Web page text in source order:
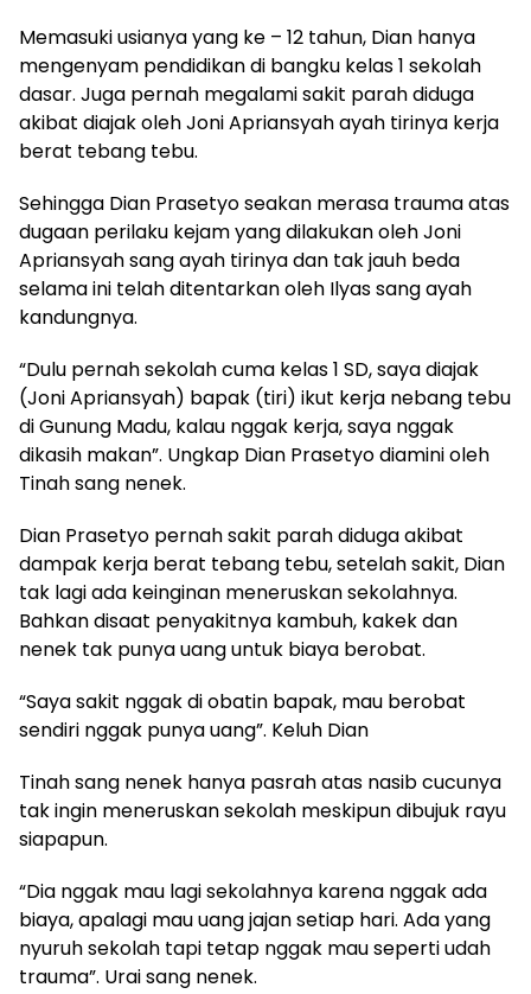
Memasuki usianya yang ke – 12 tahun, Dian hanya
mengenyam pendidikan di bangku kelas 1 sekolah
dasar. Juga pernah megalami sakit parah diduga
akibat diajak oleh Joni Apriansyah ayah tirinya kerja
berat tebang tebu.
Sehingga Dian Prasetyo seakan merasa trauma atas
dugaan perilaku kejam yang dilakukan oleh Joni
Apriansyah sang ayah tirinya dan tak jauh beda
selama ini telah ditentarkan oleh Ilyas sang ayah
kandungnya.
“Dulu pernah sekolah cuma kelas 1 SD, saya diajak
(Joni Apriansyah) bapak (tiri) ikut kerja nebang tebu
di Gunung Madu, kalau nggak kerja, saya nggak
dikasih makan”. Ungkap Dian Prasetyo diamini oleh
Tinah sang nenek.
Dian Prasetyo pernah sakit parah diduga akibat
dampak kerja berat tebang tebu, setelah sakit, Dian
tak lagi ada keinginan meneruskan sekolahnya.
Bahkan disaat penyakitnya kambuh, kakek dan
nenek tak punya uang untuk biaya berobat.
“Saya sakit nggak di obatin bapak, mau berobat
sendiri nggak punya uang”. Keluh Dian
Tinah sang nenek hanya pasrah atas nasib cucunya
tak ingin meneruskan sekolah meskipun dibujuk rayu
siapapun.
“Dia nggak mau lagi sekolahnya karena nggak ada
biaya, apalagi mau uang jajan setiap hari. Ada yang
nyuruh sekolah tapi tetap nggak mau seperti udah
trauma”. Urai sang nenek.